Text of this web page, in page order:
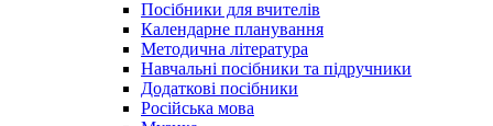
Посібники для вчителів
Календарне планування
Методична література
Навчальні посібники та підручники
Додаткові посібники
Російська мова